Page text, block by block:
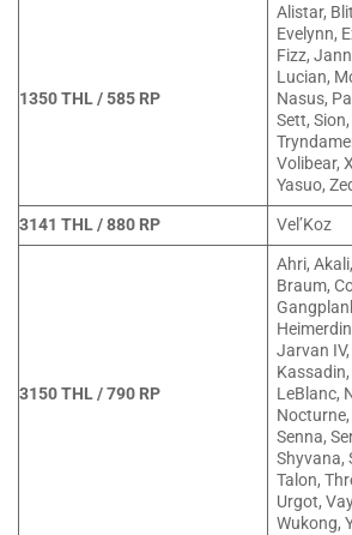
1350 THL / 585 RP
Alistar,
Evelynn,
Fizz,
Lucian,
Nasus,
Sett,
Volibear,
Yasuo,
3141 THL / 880 RP
Vel’Koz
3150 THL / 790 RP
Ahri,
Braum,
Jarvan
LeBlanc,
Nocturne,
Senna,
Shyvana,
Talon,
Urgot,
Wukong,